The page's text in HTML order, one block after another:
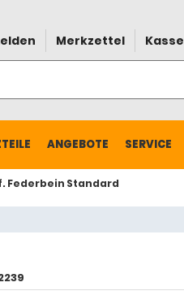
Merkzettel Kasse
ANGEBOTE SERVICE
Federbein Standard